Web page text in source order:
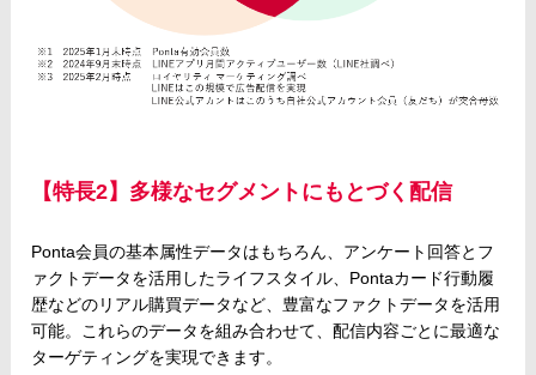
【特長2】多様なセグメントにもとづく配信
Ponta会員の基本属性データはもちろん、アンケート回答とフ
ァクトデータを活用したライフスタイル、Pontaカード行動履
歴などのリアル購買データなど、豊富なファクトデータを活用
可能。これらのデータを組み合わせて、配信内容ごとに最適な
ターゲティングを実現できます。